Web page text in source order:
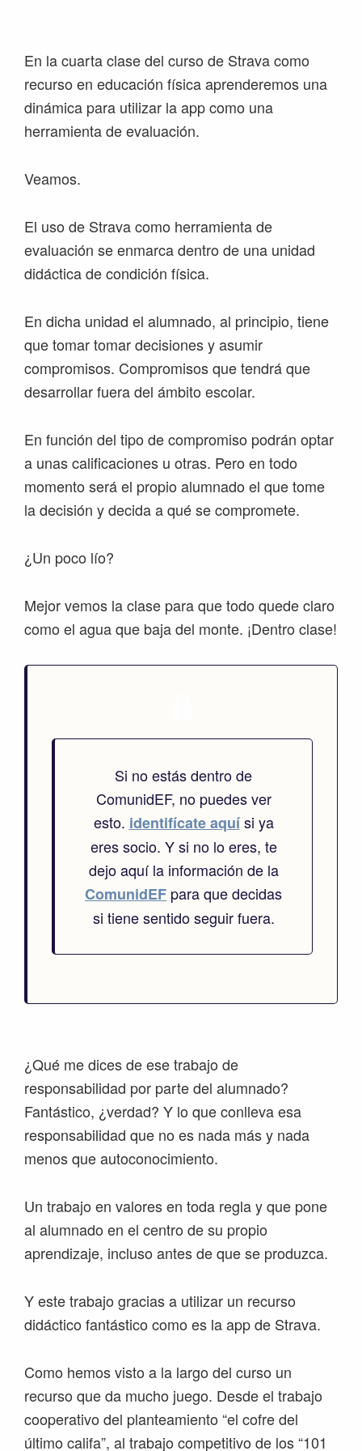
navegación
principal
contenido
principal
barra
lateral
principal
página
En la cuarta clase del curso de Strava como
recurso en educación física aprenderemos una
dinámica para utilizar la app como una
herramienta de evaluación.
Veamos.
El uso de Strava como herramienta de
evaluación se enmarca dentro de una unidad
didáctica de condición física.
En dicha unidad el alumnado, al principio, tiene
que tomar tomar decisiones y asumir
compromisos. Compromisos que tendrá que
desarrollar fuera del ámbito escolar.
En función del tipo de compromiso podrán optar
a unas calificaciones u otras. Pero en todo
momento será el propio alumnado el que tome
la decisión y decida a qué se compromete.
¿Un poco lío?
Mejor vemos la clase para que todo quede claro
como el agua que baja del monte. ¡Dentro clase!
Si no estás dentro de
ComunidEF, no puedes ver
esto. identifícate aquísi ya
eres socio. Y si no lo eres, te
dejo aquí la información de la
ComunidEF para que decidas
si tiene sentido seguir fuera.
¿Qué me dices de ese trabajo de
responsabilidad por parte del alumnado?
Fantástico, ¿verdad? Y lo que conlleva esa
responsabilidad que no es nada más y nada
menos que autoconocimiento.
Un trabajo en valores en toda regla y que pone
al alumnado en el centro de su propio
aprendizaje, incluso antes de que se produzca.
Y este trabajo gracias a utilizar un recurso
didáctico fantástico como es la app de Strava.
Como hemos visto a la largo del curso un
recurso que da mucho juego. Desde el trabajo
cooperativo del planteamiento “el cofre del
último califa”, al trabajo competitivo de los “101